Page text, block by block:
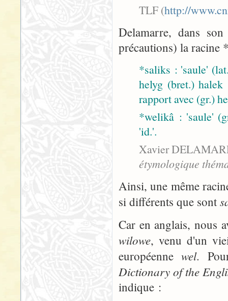
TLF (http://
Delamarre, dans
précautions) la racine
*saliks : 'saule'
helyg (bret.)
rapport avec (gr.)
*welikâ : 'saule'
'id.'.
Xavier
étymologique
Ainsi, une même
si différents que sont
Car en anglais, nous
wilowe, venu d'un
européennewel.
Dictionary of the
indique :